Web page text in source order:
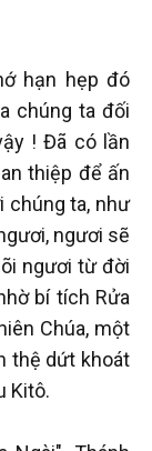
hạn hẹp đó
chúng ta đối
! Đã có lần
thiệp để ấn
chúng ta, như
ngươi sẽ
ngươi từ đời
bí tích Rửa
Chúa, một
thệ dứt khoát
Kitô.